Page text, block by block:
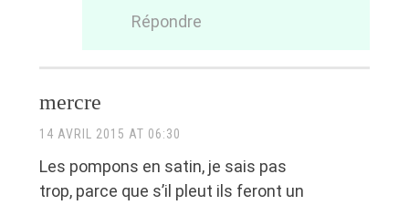
Répondre
mercre
14 AVRIL 2015 AT 06:30
Les pompons en satin, je sais pas
trop, parce que s’il pleut ils feront un